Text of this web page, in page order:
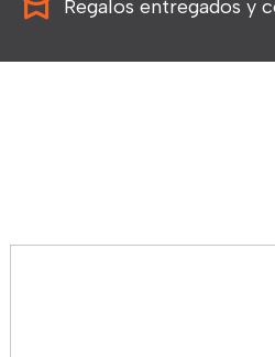
Regalos entregados y